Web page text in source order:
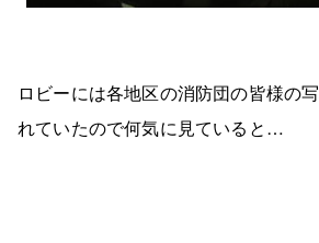
ロビーには各地区の消防団の皆様の
れていたので何気に見ていると…